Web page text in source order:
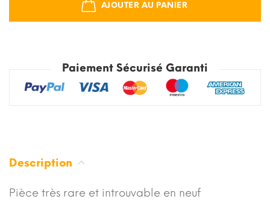
AJOUTER AU PANIER
Paiement Sécurisé Garanti
Description
Pièce très rare et introuvable en neuf